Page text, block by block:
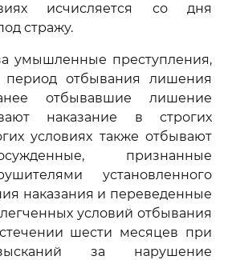
исчисляется со дня
стражу.
умышленные преступления,
отбывания лишения
отбывавшие лишение
наказание в строгих
условиях также отбывают
признанные
установленного
наказания и переведенные
условий отбывания
шести месяцев при
за нарушение